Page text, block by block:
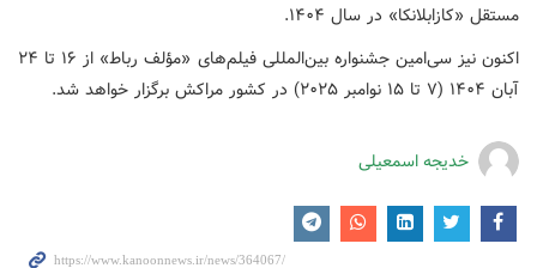
مستقل «کازابلانکا» در سال ۱۴۰۴.
اکنون نیز سی‌امین جشنواره بین‌المللی فیلم‌های «مؤلف رباط» از ۱۶ تا ۲۴
آبان ۱۴۰۴ (۷ تا ۱۵ نوامبر ۲۰۲۵) در کشور مراکش برگزار خواهد شد.
خدیجه اسمعیلی